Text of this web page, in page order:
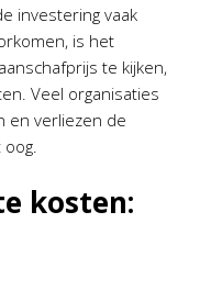
investering vaak
is het
te kijken,
Veel organisaties
en verliezen de
kosten: